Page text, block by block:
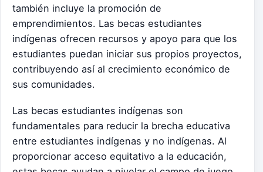
también incluye la promoción de
emprendimientos. Las becas estudiantes
indígenas ofrecen recursos y apoyo para que los
estudiantes puedan iniciar sus propios proyectos,
contribuyendo así al crecimiento económico de
sus comunidades.
Las becas estudiantes indígenas son
fundamentales para reducir la brecha educativa
entre estudiantes indígenas y no indígenas. Al
proporcionar acceso equitativo a la educación,